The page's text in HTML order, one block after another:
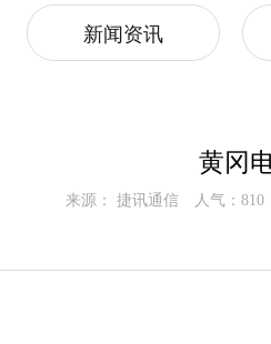
新闻资讯
黄冈
来源： 捷讯通信 人气： 810